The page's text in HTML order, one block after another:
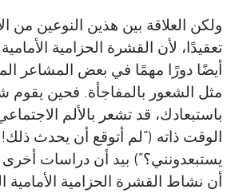
ولكن العلاقة بين هذين النوعين من
تعقيدًا، لأن القشرة الحزامية
أيضًا دورًا مهمًا في بعض المشاعر
مثل الشعور بالمفاجأة. فحين
باستبعادك، قد تشعر بالألم
الوقت ذاته (“لم أتوقع أن يحدث ذلك!
يستبعدونني؟”) بيد أن دراسات
أن نشاط القشرة الحزامية الأمامية